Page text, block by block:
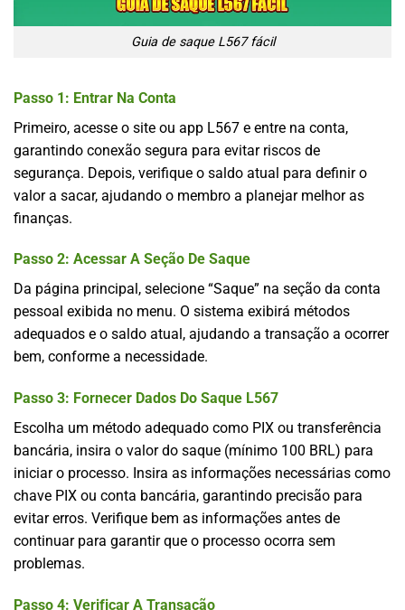
Guia de saque L567 fácil
Passo 1: Entrar Na Conta
Primeiro, acesse o site ou app L567 e entre na conta,
garantindo conexão segura para evitar riscos de
segurança. Depois, verifique o saldo atual para definir o
valor a sacar, ajudando o membro a planejar melhor as
finanças.
Passo 2: Acessar A Seção De Saque
Da página principal, selecione “Saque” na seção da conta
pessoal exibida no menu. O sistema exibirá métodos
adequados e o saldo atual, ajudando a transação a ocorrer
bem, conforme a necessidade.
Passo 3: Fornecer Dados Do Saque L567
Escolha um método adequado como PIX ou transferência
bancária, insira o valor do saque (mínimo 100 BRL) para
iniciar o processo. Insira as informações necessárias como
chave PIX ou conta bancária, garantindo precisão para
evitar erros. Verifique bem as informações antes de
continuar para garantir que o processo ocorra sem
problemas.
Passo 4: Verificar A Transação